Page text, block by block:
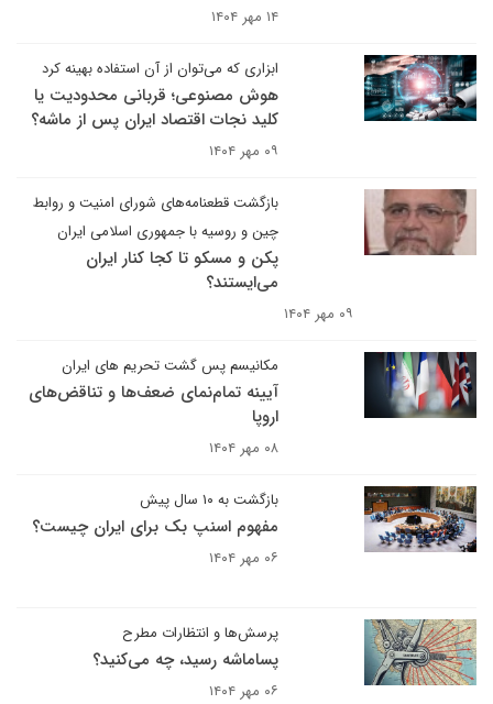
۱۴ مهر ۱۴۰۴
ابزاری که می‌‌توان از آن استفاده بهینه کرد
هوش مصنوعی؛ قربانی محدودیت یا
کلید نجات اقتصاد ایران پس از ماشه؟
۰۹ مهر ۱۴۰۴
بازگشت قطعنامه‌های شورای امنیت و روابط
چین و روسیه با جمهوری اسلامی ایران
پکن و مسکو تا کجا کنار ایران
می‌ایستند؟
۰۹ مهر ۱۴۰۴
مکانیسم پس گشت تحریم های ایران
آیینه تمام‌نمای ضعف‌ها و تناقض‌های
اروپا
۰۸ مهر ۱۴۰۴
بازگشت به ۱۰ سال پیش
مفهوم اسنپ بک برای ایران چیست؟
۰۶ مهر ۱۴۰۴
پرسش‌ها و انتظارات مطرح
پساماشه رسید، چه می‌کنید؟
۰۶ مهر ۱۴۰۴